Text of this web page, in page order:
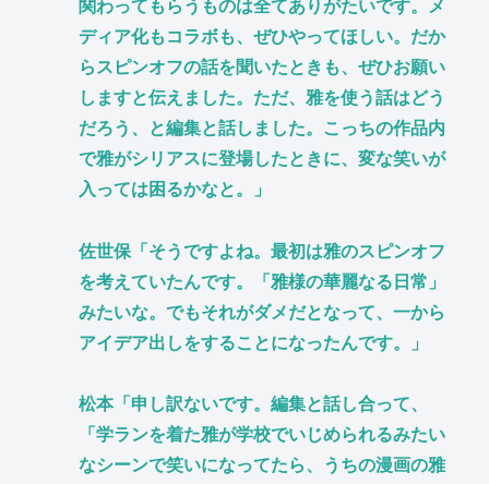
関わってもらうものは全てありがたいです。メ
ディア化もコラボも、ぜひやってほしい。だか
らスピンオフの話を聞いたときも、ぜひお願い
しますと伝えました。ただ、雅を使う話はどう
だろう、と編集と話しました。こっちの作品内
で雅がシリアスに登場したときに、変な笑いが
入っては困るかなと。」
佐世保「そうですよね。最初は雅のスピンオフ
を考えていたんです。「雅様の華麗なる日常」
みたいな。でもそれがダメだとなって、一から
アイデア出しをすることになったんです。」
松本「申し訳ないです。編集と話し合って、
「学ランを着た雅が学校でいじめられるみたい
なシーンで笑いになってたら、うちの漫画の雅